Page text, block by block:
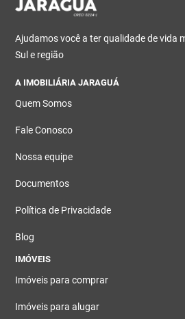
Ajudamos você a ter qualidade de vida
Sul e região
A IMOBILIÁRIA JARAGUÁ
Quem Somos
Fale Conosco
Nossa equipe
Documentos
Política de Privacidade
Blog
IMÓVEIS
Imóveis para comprar
Imóveis para alugar